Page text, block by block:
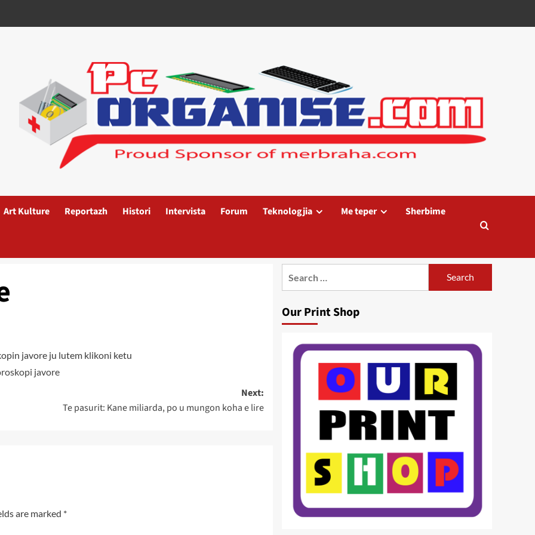
Art Kulture Reportazh Histori Intervista Forum Teknologjia Me teper Sherbime
javore ju lutem klikoni ketu
javore
Next:
Te pasurit: Kane miliarda, po u mungon koha e lire
are marked *
Our Print Shop